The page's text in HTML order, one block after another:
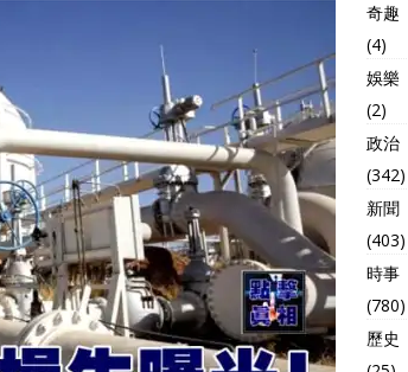
奇趣
(4)
娛樂
(2)
政治
(342)
新聞
(403)
時事
(780)
歷史